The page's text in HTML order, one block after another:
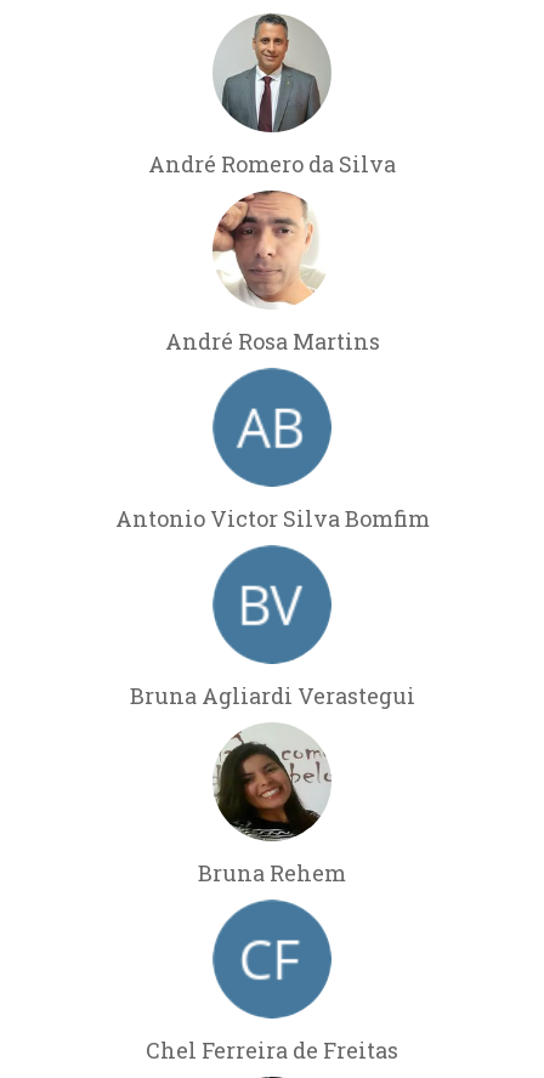
André Romero da Silva
André Rosa Martins
Antonio Victor Silva Bomfim
Bruna Agliardi Verastegui
Bruna Rehem
Chel Ferreira de Freitas